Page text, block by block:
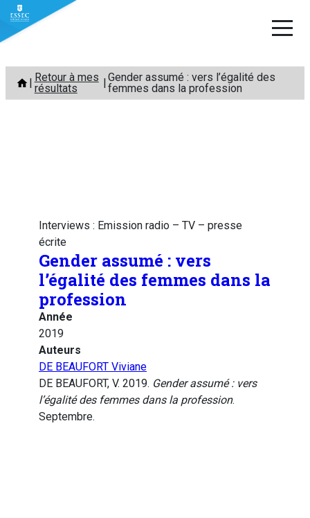
Aller
contenu
Retour à mes
résultats
Gender assumé : vers l’égalité des
femmes dans la profession
Interviews : Emission radio – TV – presse
écrite
Gender assumé : vers
l’égalité des femmes dans la
profession
Année
2019
Auteurs
DE BEAUFORT Viviane
DE BEAUFORT, V. 2019. Gender assumé : vers
l’égalité des femmes dans la profession.
Septembre.